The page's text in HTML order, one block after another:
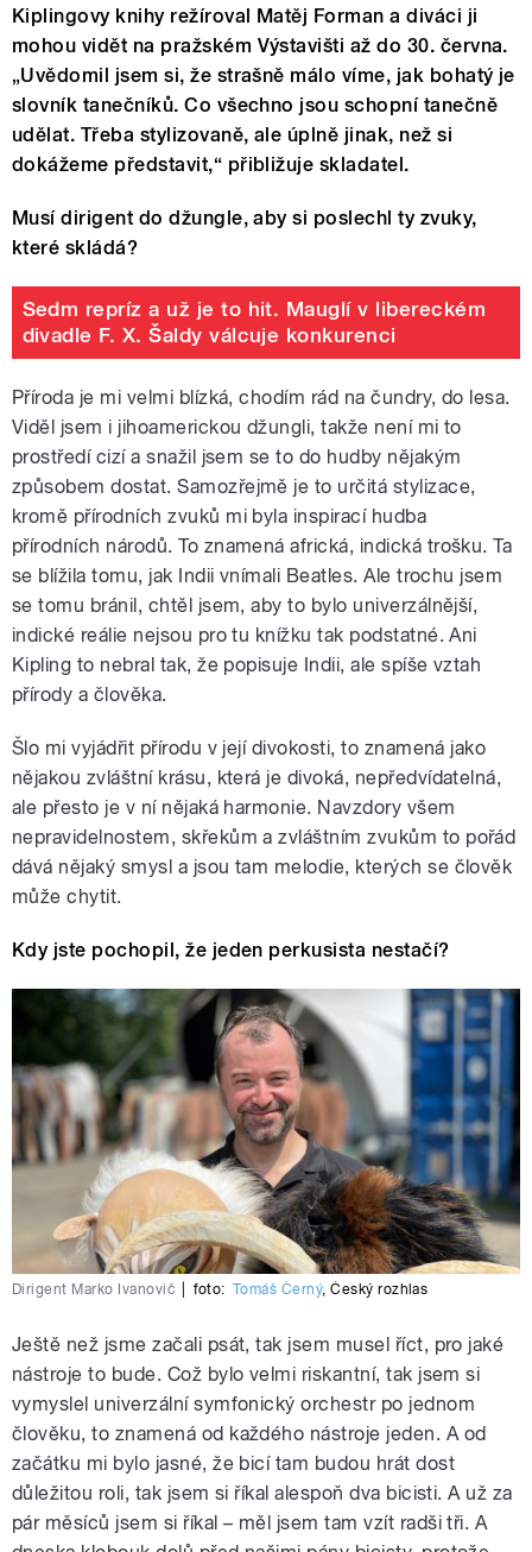
Kiplingovy knihy režíroval Matěj Forman a diváci ji
mohou vidět na pražském Výstavišti až do 30. června.
„Uvědomil jsem si, že strašně málo víme, jak bohatý je
slovník tanečníků. Co všechno jsou schopní tanečně
udělat. Třeba stylizovaně, ale úplně jinak, než si
dokážeme představit,“ přibližuje skladatel.
Musí dirigent do džungle, aby si poslechl ty zvuky,
které skládá?
Sedm repríz a už je to hit. Mauglí v libereckém
divadle F. X. Šaldy válcuje konkurenci
Příroda je mi velmi blízká, chodím rád na čundry, do lesa.
Viděl jsem i jihoamerickou džungli, takže není mi to
prostředí cizí a snažil jsem se to do hudby nějakým
způsobem dostat. Samozřejmě je to určitá stylizace,
kromě přírodních zvuků mi byla inspirací hudba
přírodních národů. To znamená africká, indická trošku. Ta
se blížila tomu, jak Indii vnímali Beatles. Ale trochu jsem
se tomu bránil, chtěl jsem, aby to bylo univerzálnější,
indické reálie nejsou pro tu knížku tak podstatné. Ani
Kipling to nebral tak, že popisuje Indii, ale spíše vztah
přírody a člověka.
Šlo mi vyjádřit přírodu v její divokosti, to znamená jako
nějakou zvláštní krásu, která je divoká, nepředvídatelná,
ale přesto je v ní nějaká harmonie. Navzdory všem
nepravidelnostem, skřekům a zvláštním zvukům to pořád
dává nějaký smysl a jsou tam melodie, kterých se člověk
může chytit.
Kdy jste pochopil, že jeden perkusista nestačí?
Dirigent Marko Ivanovič foto: Tomáš Černý,Český rozhlas
Ještě než jsme začali psát, tak jsem musel říct, pro jaké
nástroje to bude. Což bylo velmi riskantní, tak jsem si
vymyslel univerzální symfonický orchestr po jednom
člověku, to znamená od každého nástroje jeden. A od
začátku mi bylo jasné, že bicí tam budou hrát dost
důležitou roli, tak jsem si říkal alespoň dva bicisti. A už za
pár měsíců jsem si říkal – měl jsem tam vzít radši tři. A